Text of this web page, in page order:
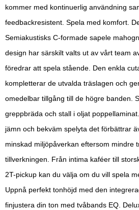
kommer med kontinuerlig användning
feedbackresistent. Spela med komfort.
Semiakustisks C-formade sapele
design har särskilt valts ut av vårt team
föredrar att spela stående. Den enkla
kompletterar de utvalda träslagen och
omedelbar tillgång till de högre banden.
greppbräda och stall i oljat
jämn och bekväm spelyta det förbättrar
minskad miljöpåverkan eftersom mindre
tillverkningen. Från intima kaféer till
2T-pickup kan du välja om du vill spela
Uppnå perfekt tonhöjd med den
finjustera din ton med tvåbands EQ.